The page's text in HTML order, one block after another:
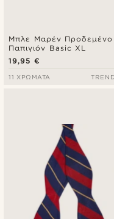
Μπλε Μαρέν Προδεμένο
Παπιγιόν Basic XL
19,95 €
11 ΧΡΏΜΑΤΑ